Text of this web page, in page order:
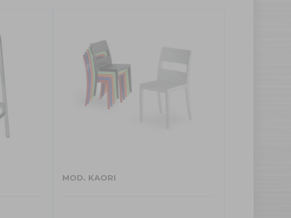
MOD. KAORI